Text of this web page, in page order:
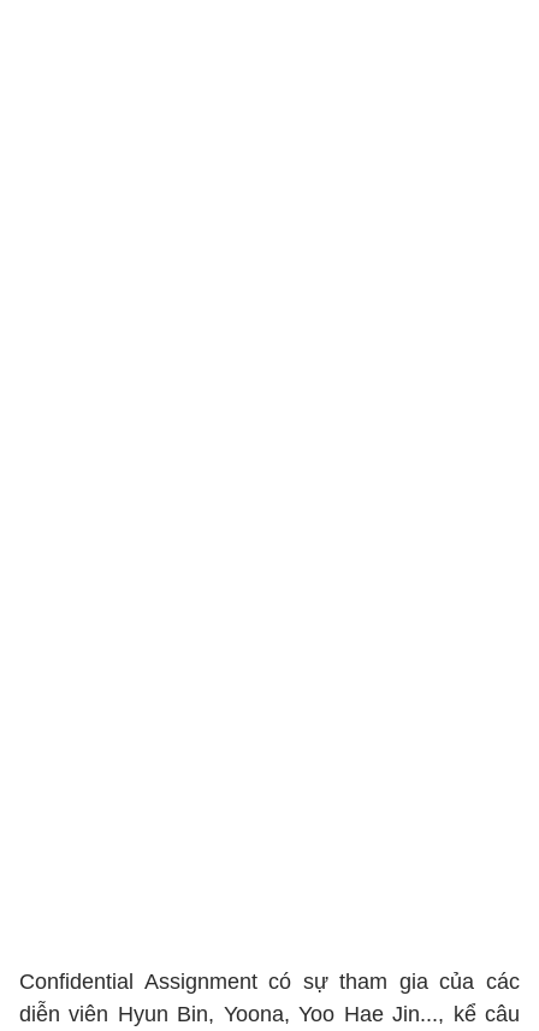
Confidential Assignment có sự tham gia của các
diễn viên Hyun Bin, Yoona, Yoo Hae Jin..., kể câu